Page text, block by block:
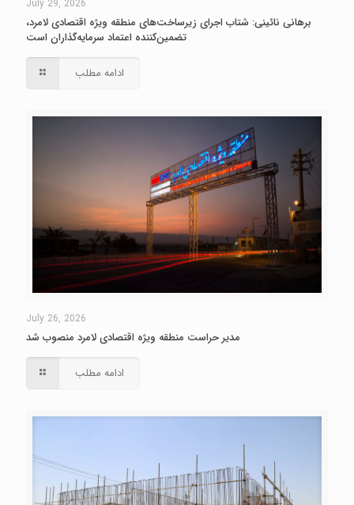
July 29, 2026
برهانی نائینی: شتاب اجرای زیرساخت‌های منطقه ویژه اقتصادی لامرد،
تضمین‌کننده اعتماد سرمایه‌گذاران است
ادامه مطلب
July 26, 2026
مدیر حراست منطقه ویژه اقتصادی لامرد منصوب شد
ادامه مطلب